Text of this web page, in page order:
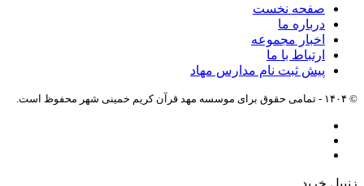
صفحه نخست
درباره ما
اخبار مجموعه
ارتباط با ما
پیش ثبت نام مدارس مهاد
© ۱۴۰۴ - تمامی حقوق برای موسسه مهد قرآن کریم خمینی شهر محفوظ است.
زنبیل خرید